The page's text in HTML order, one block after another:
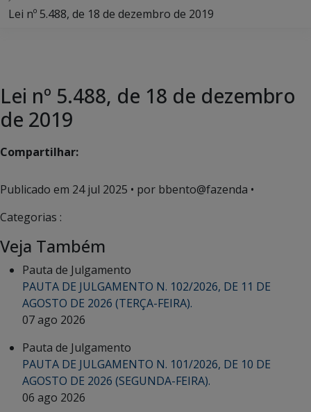
Lei nº 5.488, de 18 de dezembro de 2019
Lei nº 5.488, de 18 de dezembro
de 2019
Compartilhar:
Publicado em 24 jul 2025 • por bbento@fazenda •
Categorias :
Veja Também
Pauta de Julgamento
PAUTA DE JULGAMENTO N. 102/2026, DE 11 DE
AGOSTO DE 2026 (TERÇA-FEIRA).
07 ago 2026
Pauta de Julgamento
PAUTA DE JULGAMENTO N. 101/2026, DE 10 DE
AGOSTO DE 2026 (SEGUNDA-FEIRA).
06 ago 2026